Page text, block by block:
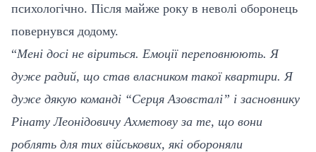
психологічно. Після майже року в неволі оборонець
повернувся додому.
“Мені досі не віриться. Емоції переповнюють. Я
дуже радий, що став власником такої квартири. Я
дуже дякую команді “Серця Азовсталі” і засновнику
Рінату Леонідовичу Ахметову за те, що вони
роблять для тих військових, які обороняли